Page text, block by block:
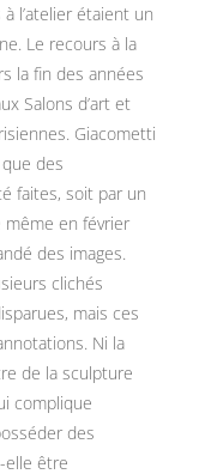
l’atelier étaient un
Le recours à la
la fin des années
Salons d’art et
Giacometti
des
faites, soit par un
même en février
des images.
clichés
mais ces
Ni la
de la sculpture
complique
des
elle être